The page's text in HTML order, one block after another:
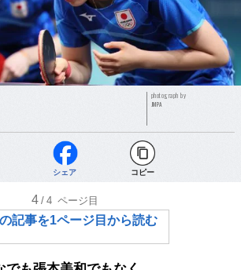
photograph by
JMPA
シェア コピー
4 /4 ページ目
記事を1ページ目から読む